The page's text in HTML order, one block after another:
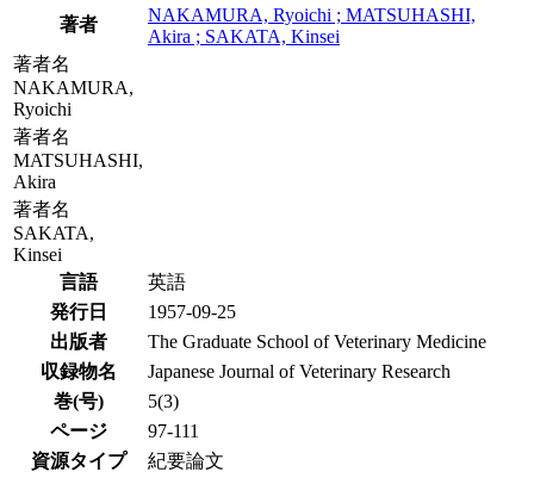
著者
NAKAMURA, Ryoichi ; MATSUHASHI,
Akira ; SAKATA, Kinsei
著者名
NAKAMURA,
Ryoichi
著者名
MATSUHASHI,
Akira
著者名
SAKATA,
Kinsei
言語
英語
発行日
1957-09-25
出版者
The Graduate School of Veterinary Medicine
収録物名
Japanese Journal of Veterinary Research
巻(号)
5(3)
ページ
97-111
資源タイプ
紀要論文